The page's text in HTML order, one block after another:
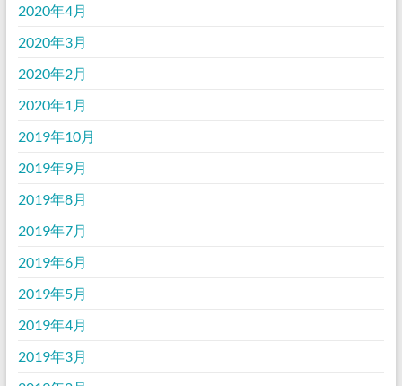
2020年4月
2020年3月
2020年2月
2020年1月
2019年10月
2019年9月
2019年8月
2019年7月
2019年6月
2019年5月
2019年4月
2019年3月